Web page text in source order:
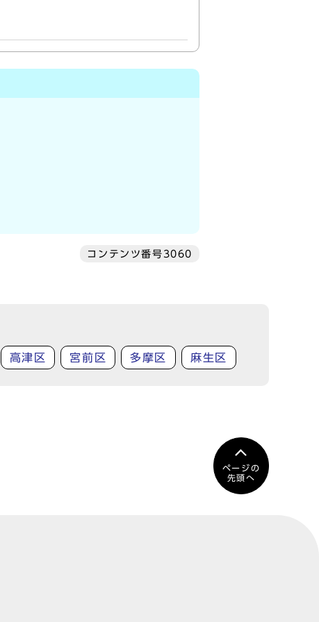
コンテンツ番号3060
高津区 宮前区 多摩区 麻生区
ページの
先頭へ